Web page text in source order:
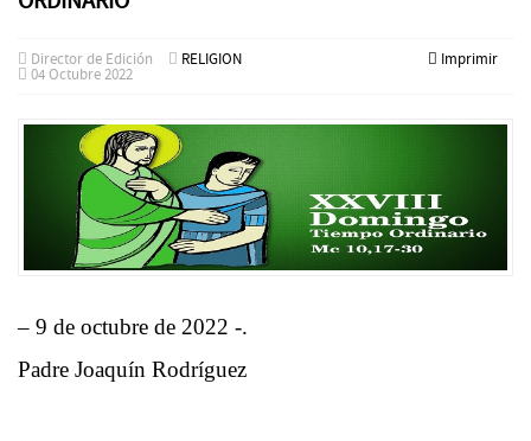
Imprimir
Director de Edición RELIGION
04 Octubre 2022
– 9 de octubre de 2022 -.
Padre Joaquín Rodríguez